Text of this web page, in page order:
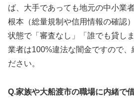
ば、大手であっても地元の中小業
根本（総量規制や信用情報の確認
状態で「審査なし」「誰でも貸し
業者は100%違法な闇金ですので、
ださい。
Q.家族や大船渡市の職場に内緒で